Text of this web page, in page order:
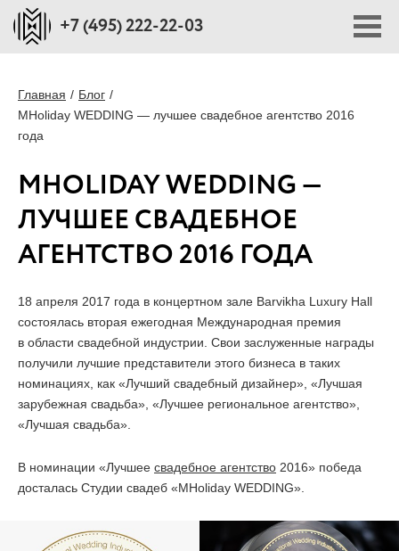
+7 (495) 222-22-03
СТОИМОСТЬ
БЛОГ
О НАС
ПРЕССА О НАС
КОНТАКТЫ
Главная
Блог
MHoliday WEDDING — лучшее свадебное агентство 2016
года
MHOLIDAY WEDDING —
ЛУЧШЕЕ СВАДЕБНОЕ
АГЕНТСТВО 2016 ГОДА
18 апреля 2017 года в концертном зале Barvikha Luxury Hall
состоялась вторая ежегодная Международная премия
в области свадебной индустрии. Свои заслуженные награды
получили лучшие представители этого бизнеса в таких
номинациях, как «Лучший свадебный дизайнер», «Лучшая
зарубежная свадьба», «Лучшее региональное агентство»,
«Лучшая свадьба».
В номинации «Лучшее свадебное агентство 2016» победа
досталась Студии свадеб «MHoliday WEDDING».